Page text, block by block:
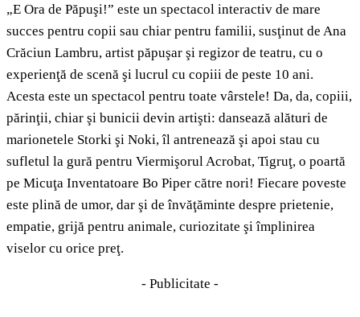
„E Ora de Păpuşi!” este un spectacol interactiv de mare
succes pentru copii sau chiar pentru familii, susţinut de Ana
Crăciun Lambru, artist păpuşar şi regizor de teatru, cu o
experienţă de scenă şi lucrul cu copiii de peste 10 ani.
Acesta este un spectacol pentru toate vârstele! Da, da, copiii,
părinţii, chiar şi bunicii devin artişti: dansează alături de
marionetele Storki şi Noki, îl antrenează şi apoi stau cu
sufletul la gură pentru Viermişorul Acrobat, Tigruţ, o poartă
pe Micuţa Inventatoare Bo Piper către nori! Fiecare poveste
este plină de umor, dar şi de învăţăminte despre prietenie,
empatie, grijă pentru animale, curiozitate şi împlinirea
viselor cu orice preţ.
- Publicitate -